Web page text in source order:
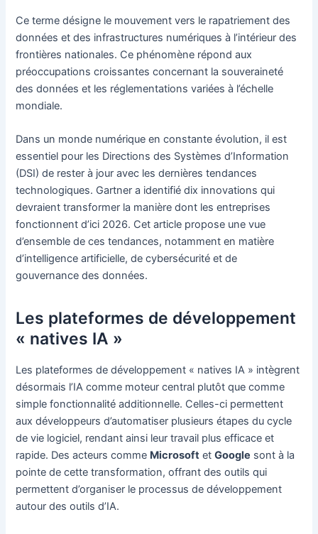
Ce terme désigne le mouvement vers le rapatriement des
données et des infrastructures numériques à l’intérieur des
frontières nationales. Ce phénomène répond aux
préoccupations croissantes concernant la souveraineté
des données et les réglementations variées à l’échelle
mondiale.
Dans un monde numérique en constante évolution, il est
essentiel pour les Directions des Systèmes d’Information
(DSI) de rester à jour avec les dernières tendances
technologiques. Gartner a identifié dix innovations qui
devraient transformer la manière dont les entreprises
fonctionnent d’ici 2026. Cet article propose une vue
d’ensemble de ces tendances, notamment en matière
d’intelligence artificielle, de cybersécurité et de
gouvernance des données.
Les plateformes de développement
« natives IA »
Les plateformes de développement « natives IA » intègrent
désormais l’IA comme moteur central plutôt que comme
simple fonctionnalité additionnelle. Celles-ci permettent
aux développeurs d’automatiser plusieurs étapes du cycle
de vie logiciel, rendant ainsi leur travail plus efficace et
rapide. Des acteurs comme Microsoft etGoogle sont à la
pointe de cette transformation, offrant des outils qui
permettent d’organiser le processus de développement
autour des outils d’IA.